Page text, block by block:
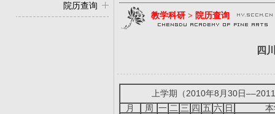
院历查询
教学科研 > 院历查询
四
上学期（2010年8月30日
月
周 一 二 三 四 五 六 日